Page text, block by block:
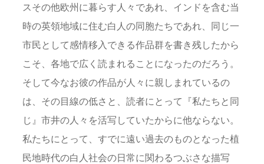
スその他欧州に暮らす人々であれ、インドを含む当
時の英領地域に住む白人の同胞たちであれ、同じ一
市民として感情移入できる作品群を書き残したから
こそ、各地で広く読まれることになったのだろう。
そして今なお彼の作品が人々に親しまれているの
は、その目線の低さと、読者にとって『私たちと同
じ』市井の人々を活写していたからに他ならない。
私たちにとって、すでに遠い過去のものとなった植
民地時代の白人社会の日常に関わるつぶさな描写